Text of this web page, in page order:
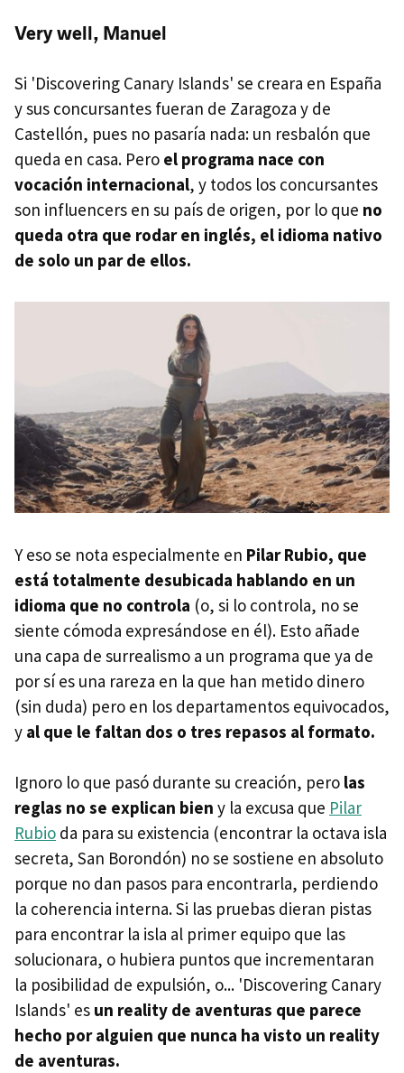
Very well, Manuel
Si 'Discovering Canary Islands' se creara en España
y sus concursantes fueran de Zaragoza y de
Castellón, pues no pasaría nada: un resbalón que
queda en casa. Pero el programa nace con
vocación internacional, y todos los concursantes
son influencers en su país de origen, por lo que no
queda otra que rodar en inglés, el idioma nativo
de solo un par de ellos.
Y eso se nota especialmente en Pilar Rubio, que
está totalmente desubicada hablando en un
idioma que no controla (o, si lo controla, no se
siente cómoda expresándose en él). Esto añade
una capa de surrealismo a un programa que ya de
por sí es una rareza en la que han metido dinero
(sin duda) pero en los departamentos equivocados,
y al que le faltan dos o tres repasos al formato.
Ignoro lo que pasó durante su creación, pero las
reglas no se explican bien y la excusa que Pilar
Rubio da para su existencia (encontrar la octava isla
secreta, San Borondón) no se sostiene en absoluto
porque no dan pasos para encontrarla, perdiendo
la coherencia interna. Si las pruebas dieran pistas
para encontrar la isla al primer equipo que las
solucionara, o hubiera puntos que incrementaran
la posibilidad de expulsión, o... 'Discovering Canary
Islands' es un reality de aventuras que parece
hecho por alguien que nunca ha visto un reality
de aventuras.